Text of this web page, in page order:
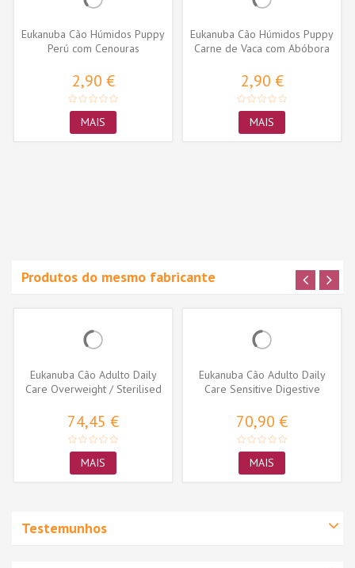
Eukanuba Cão Húmidos Puppy
Perú com Cenouras
2,90 €
MAIS
Eukanuba Cão Húmidos Puppy
Carne de Vaca com Abóbora
2,90 €
MAIS
Produtos do mesmo fabricante
Eukanuba Cão Adulto Daily
Care Overweight / Sterilised
74,45 €
MAIS
Eukanuba Cão Adulto Daily
Care Sensitive Digestive
70,90 €
MAIS
Testemunhos